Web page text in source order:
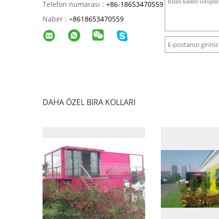
Telefon numarası : +86-18653470559
Naber : +8618653470559
DAHA ÖZEL BIRA KOLLARI